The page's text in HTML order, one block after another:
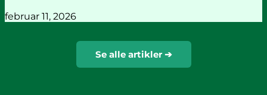
februar 11, 2026
Se alle artikler ➔